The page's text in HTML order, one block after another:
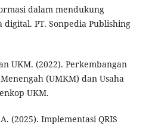
dalam mendukung
PT. Sonpedia Publishing
UKM. (2022). Perkembangan
(UMKM) dan Usaha
UKM.
(2025). Implementasi QRIS